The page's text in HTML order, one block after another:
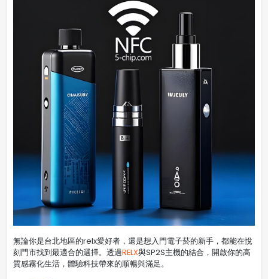
無論你是台北地區的relx愛好者，還是想入門電子菸的新手，都能在悅
刻門市找到最適合的選擇。透過RELX與SP2S主機的結合，開啟你的高
質感霧化生活，體驗科技帶來的順暢與滿足。